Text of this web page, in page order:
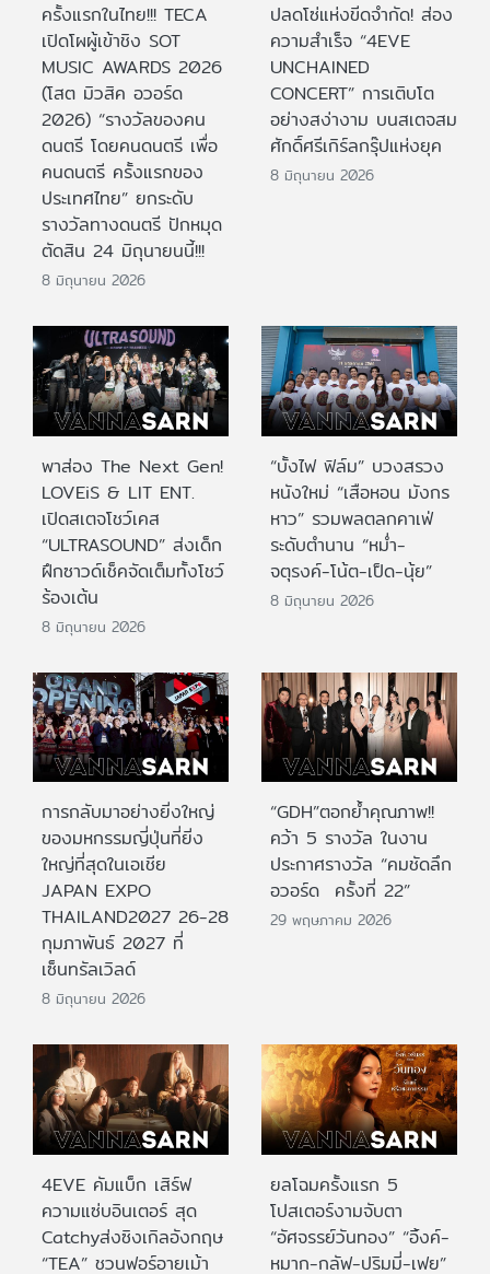
ครั้งแรกในไทย!!! TECA
เปิดโผผู้เข้าชิง SOT
MUSIC AWARDS 2026
(โสต มิวสิค อวอร์ด
2026) “รางวัลของคน
ดนตรี โดยคนดนตรี เพื่อ
คนดนตรี ครั้งแรกของ
ประเทศไทย” ยกระดับ
รางวัลทางดนตรี ปักหมุด
ตัดสิน 24 มิถุนายนนี้!!!
8 มิถุนายน 2026
ปลดโซ่แห่งขีดจำกัด! ส่อง
ความสำเร็จ “4EVE
UNCHAINED
CONCERT” การเติบโต
อย่างสง่างาม บนสเตจสม
ศักดิ์ศรีเกิร์ลกรุ๊ปแห่งยุค
8 มิถุนายน 2026
พาส่อง The Next Gen!
LOVEiS & LIT ENT.
เปิดสเตจโชว์เคส
“ULTRASOUND” ส่งเด็ก
ฝึกซาวด์เช็คจัดเต็มทั้งโชว์
ร้องเต้น
8 มิถุนายน 2026
“บั้งไฟ ฟิล์ม” บวงสรวง
หนังใหม่ “เสือหอน มังกร
หาว” รวมพลตลกคาเฟ่
ระดับตำนาน “หม่ำ-
จตุรงค์-โน้ต-เป็ด-นุ้ย”
8 มิถุนายน 2026
การกลับมาอย่างยิ่งใหญ่
ของมหกรรมญี่ปุ่นที่ยิ่ง
ใหญ่ที่สุดในเอเชีย
JAPAN EXPO
THAILAND2027 26-28
กุมภาพันธ์ 2027 ที่
เซ็นทรัลเวิลด์
8 มิถุนายน 2026
“GDH”ตอกย้ำคุณภาพ!!
คว้า 5 รางวัล ในงาน
ประกาศรางวัล “คมชัดลึก
อวอร์ด ครั้งที่ 22”
29 พฤษภาคม 2026
4EVE คัมแบ็ก เสิร์ฟ
ความแซ่บอินเตอร์ สุด
Catchyส่งซิงเกิลอังกฤษ
“TEA” ชวนฟอร์อายเม้า
ยลโฉมครั้งแรก 5
โปสเตอร์งามจับตา
“อัศจรรย์วันทอง” “อิ้งค์-
หมาก-กลัฟ-ปริมมี่-เฟย”